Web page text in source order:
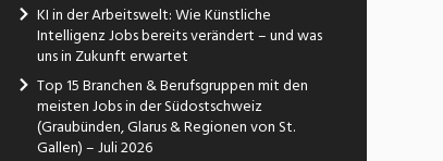
KI in der Arbeitswelt: Wie Künstliche
Intelligenz Jobs bereits verändert – und was
uns in Zukunft erwartet
Top 15 Branchen & Berufsgruppen mit den
meisten Jobs in der Südostschweiz
(Graubünden, Glarus & Regionen von St.
Gallen) – Juli 2026